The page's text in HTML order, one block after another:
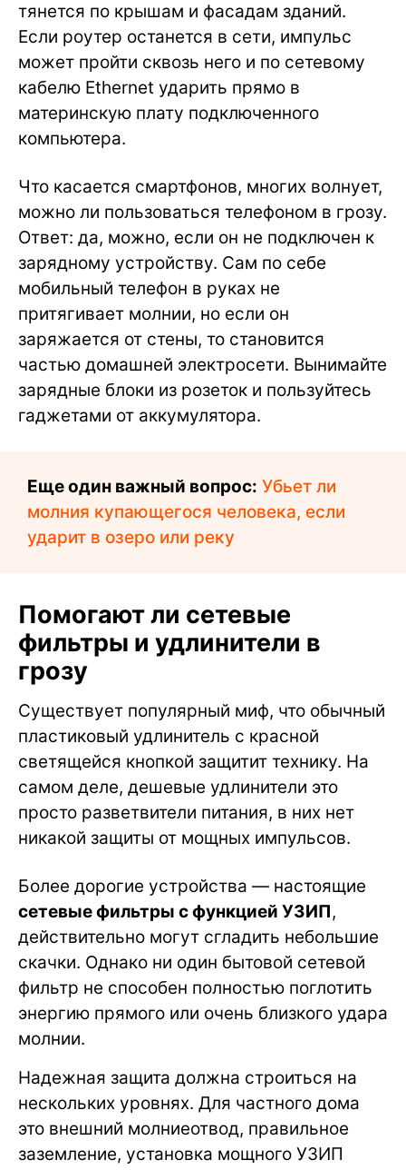
тянется по крышам и фасадам зданий.
Если роутер останется в сети, импульс
может пройти сквозь него и по сетевому
кабелю Ethernet ударить прямо в
материнскую плату подключенного
компьютера.
Что касается смартфонов, многих волнует,
можно ли пользоваться телефоном в грозу.
Ответ: да, можно, если он не подключен к
зарядному устройству. Сам по себе
мобильный телефон в руках не
притягивает молнии, но если он
заряжается от стены, то становится
частью домашней электросети. Вынимайте
зарядные блоки из розеток и пользуйтесь
гаджетами от аккумулятора.
Еще один важный вопрос: Убьет ли
молния купающегося человека, если
ударит в озеро или реку
Помогают ли сетевые
фильтры и удлинители в
грозу
Существует популярный миф, что обычный
пластиковый удлинитель с красной
светящейся кнопкой защитит технику. На
самом деле, дешевые удлинители это
просто разветвители питания, в них нет
никакой защиты от мощных импульсов.
Более дорогие устройства — настоящие
сетевые фильтры с функцией УЗИП,
действительно могут сгладить небольшие
скачки. Однако ни один бытовой сетевой
фильтр не способен полностью поглотить
энергию прямого или очень близкого удара
молнии.
Надежная защита должна строиться на
нескольких уровнях. Для частного дома
это внешний молниеотвод, правильное
заземление, установка мощного УЗИП